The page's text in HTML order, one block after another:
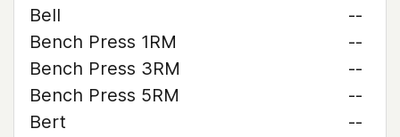
Bell
--
Bench Press 1RM
--
Bench Press 3RM
--
Bench Press 5RM
--
Bert
--